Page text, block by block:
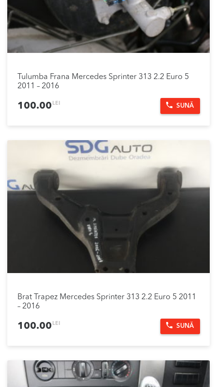
Tulumba Frana Mercedes Sprinter 313 2.2 Euro 5
2011 – 2016
100.00 LEI SUNĂ
Brat Trapez Mercedes Sprinter 313 2.2 Euro 5 2011
– 2016
100.00 LEI SUNĂ